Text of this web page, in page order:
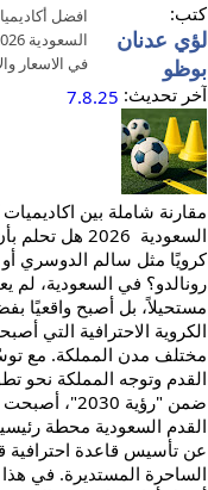
افضل
في الاسعار
كتب:
لؤي عدنان
بوظو
آخر تحديث: 7.8.25
مقارنة شاملة بين
السعودية 2026
كرويًا مثل سالم الدوسري أو
رونالدو؟ في السعودية، لم
مستحيلاً، بل أصبح واقعيًا
الكروية الاحترافية التي
مختلف مدن المملكة. مع
القدم وتوجه المملكة نحو
ضمن "رؤية
القدم السعودية محطة
عن تأسيس قاعدة احترافية
الساحرة المستديرة. في